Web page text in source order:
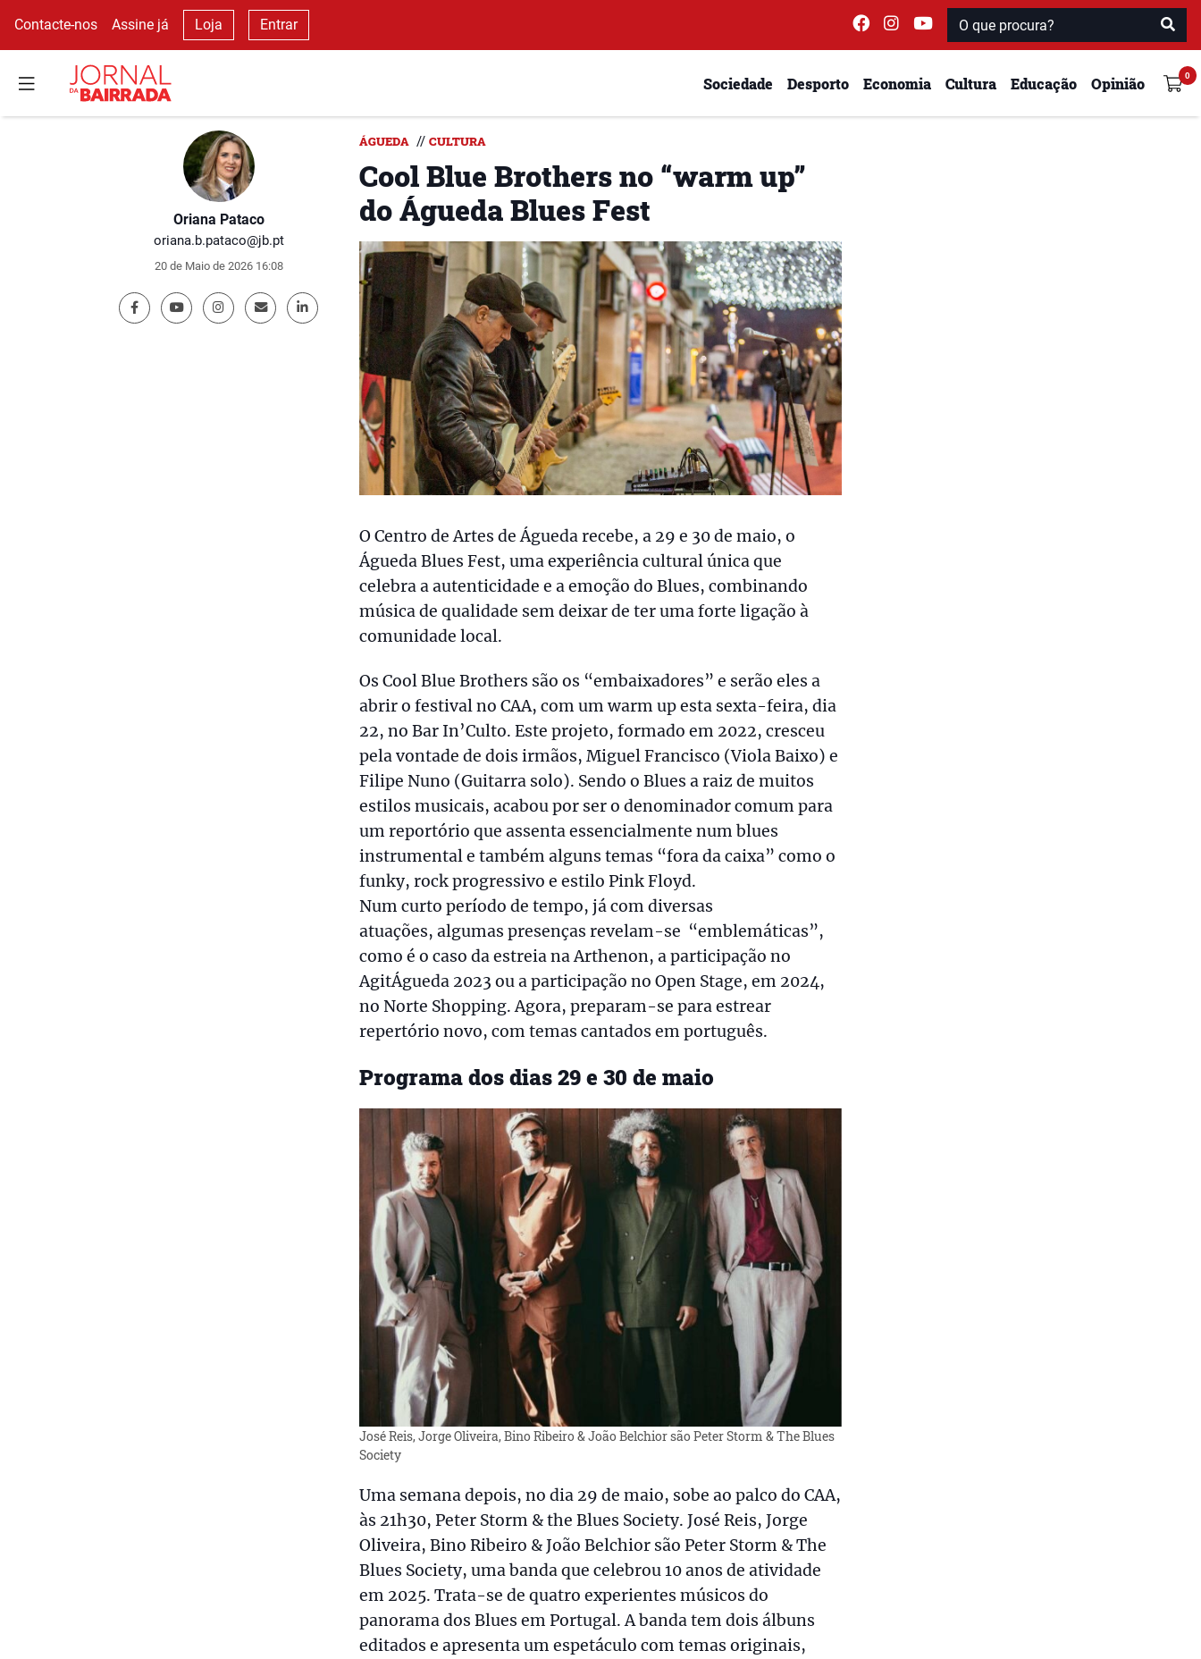
Contacte-nos Assine já Loja Entrar
Sociedade Desporto Economia Cultura Educação Opinião
Oriana Pataco
oriana.b.pataco@jb.pt
20 de Maio de 2026 16:08
ÁGUEDA // CULTURA
Cool Blue Brothers no “warm up”
do Águeda Blues Fest
O Centro de Artes de Águeda recebe, a 29 e 30 de maio, o
Águeda Blues Fest, uma experiência cultural única que
celebra a autenticidade e a emoção do Blues, combinando
música de qualidade sem deixar de ter uma forte ligação à
comunidade local.
Os Cool Blue Brothers são os “embaixadores” e serão eles a
abrir o festival no CAA, com um warm up esta sexta-feira, dia
22, no Bar In’Culto. Este projeto, formado em 2022, cresceu
pela vontade de dois irmãos, Miguel Francisco (Viola Baixo) e
Filipe Nuno (Guitarra solo). Sendo o Blues a raiz de muitos
estilos musicais, acabou por ser o denominador comum para
um reportório que assenta essencialmente num blues
instrumental e também alguns temas “fora da caixa” como o
funky, rock progressivo e estilo Pink Floyd.
Num curto período de tempo, já com diversas
atuações, algumas presenças revelam-se “emblemáticas”,
como é o caso da estreia na Arthenon, a participação no
AgitÁgueda 2023 ou a participação no Open Stage, em 2024,
no Norte Shopping. Agora, preparam-se para estrear
repertório novo, com temas cantados em português.
Programa dos dias 29 e 30 de maio
José Reis, Jorge Oliveira, Bino Ribeiro & João Belchior são Peter Storm & The Blues
Society
Uma semana depois, no dia 29 de maio, sobe ao palco do CAA,
às 21h30, Peter Storm & the Blues Society. José Reis, Jorge
Oliveira, Bino Ribeiro & João Belchior são Peter Storm & The
Blues Society, uma banda que celebrou 10 anos de atividade
em 2025. Trata-se de quatro experientes músicos do
panorama dos Blues em Portugal. A banda tem dois álbuns
editados e apresenta um espetáculo com temas originais,